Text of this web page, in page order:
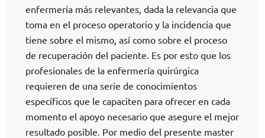
enfermería más relevantes, dada la relevancia que
toma en el proceso operatorio y la incidencia que
tiene sobre el mismo, así como sobre el proceso
de recuperación del paciente. Es por esto que los
profesionales de la enfermería quirúrgica
requieren de una serie de conocimientos
específicos que le capaciten para ofrecer en cada
momento el apoyo necesario que asegure el mejor
resultado posible. Por medio del presente master